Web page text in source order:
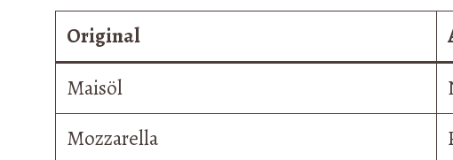
Original
Maisöl
Mozzarella